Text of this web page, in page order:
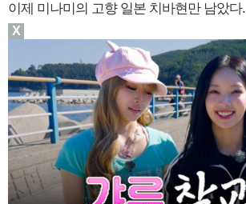
이제 미나미의 고향 일본 치바현만 남았다.
X